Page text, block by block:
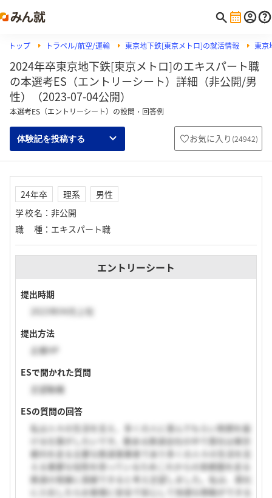
トップ トラベル/航空/運輸 東京地下鉄[東京メトロ]の就活情報 東京
2024年卒東京地下鉄[東京メトロ]のエキスパート職
の本選考ES（エントリーシート）詳細（非公開/男
性）（2023-07-04公開）
本選考ES（エントリーシート）の設問・回答例
体験記を投稿する お気に入り (24942)
24年卒 理系
男性
学校名 ： 非公開
職種 ： エキスパート職
エントリーシート
提出時期
2023年04月上旬
提出方法
企業HP
ESで聞かれた質問
志望動機
ESの質問の回答
私は人々の生活を支え、多くの人に喜んでもらい笑顔を届
ける仕事がしたいです。数ある鉄道会社の中で貴社は東京
都内を走る主要な鉄道事業者であり多くの人々の生活を支
える重要な役割を担っているためこれからの首都圏を走る
鉄道の発展に貢献できると考え志望しました。私は、貴社
に入社したらお客様に安全で安心して快適な移動ができる